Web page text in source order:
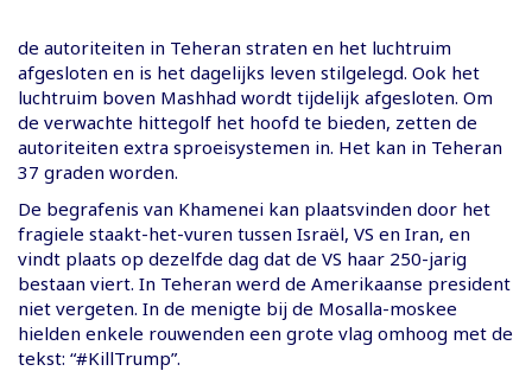
de autoriteiten in Teheran straten en het luchtruim
afgesloten en is het dagelijks leven stilgelegd. Ook het
luchtruim boven Mashhad wordt tijdelijk afgesloten. Om
de verwachte hittegolf het hoofd te bieden, zetten de
autoriteiten extra sproeisystemen in. Het kan in Teheran
37 graden worden.
De begrafenis van Khamenei kan plaatsvinden door het
fragiele staakt-het-vuren tussen Israël, VS en Iran, en
vindt plaats op dezelfde dag dat de VS haar 250-jarig
bestaan viert. In Teheran werd de Amerikaanse president
niet vergeten. In de menigte bij de Mosalla-moskee
hielden enkele rouwenden een grote vlag omhoog met de
tekst: “#KillTrump”.